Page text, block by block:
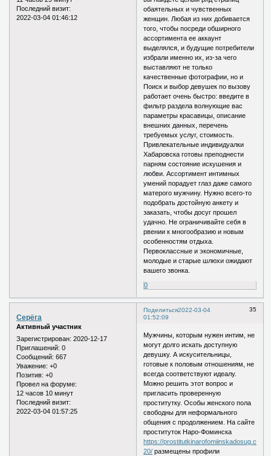
Последний визит:
2022-03-04 01:46:12
обаятельных и чувственных
женщин. Любая из них добивается
того, чтобы посреди обширного
ассортимента ее аккаунт
выделялся, и будущие потребители
избрали именно их, из-за чего
выставляют не только
качественные фотографии, но и
Поиск и выбор девушек по вызову
работает очень быстро: введите в
фильтр раздела волнующие вас
параметры красавицы, описание
внешних данных, перечень
требуемых услуг, стоимость.
Привлекательные индивидуалки
Хабаровска готовы преподнести
парням состояние искушения и
любви. Ассортимент интимных
умений порадует глаз даже самого
матерого мужчину. Нужно всего-то
подобрать достойную анкету и
заказать, чтобы досуг прошел
удачно. Не ограничивайте себя в
рвении к многообразию и новым
особенностям отдыха.
Первоклассные и экономичные,
молодые и старые шлюхи ожидают
вашего звонка.
0
Поделиться 35
2022-03-04
01:52:09
Серёга
Активный участник
Зарегистрирован: 2020-12-17
Приглашений: 0
Сообщений: 667
Уважение: +0
Позитив: +0
Провел на форуме:
12 часов 10 минут
Последний визит:
2022-03-04 01:57:25
Мужчины, которым нужен интим, не
могут долго искать доступную
девушку. А искусительницы,
готовые к половым отношениям, не
всегда соответствуют идеалу.
Можно решить этот вопрос и
пригласить проверенную
проститутку. Особы женского пола
свободны для неформального
общения с продолжением. На сайте
проституток Наро-Фоминска
https://prostitutkinarofomiinskadosug.com/
20/ размещены профили